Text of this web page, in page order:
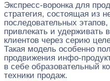
Экспресс-воронка для
стратегия, состоящая из
последовательных
привлекать и удерживать
клиентов через серию
Такая модель особенно
продвижения инфо-
в себе образовательный
техники продаж.